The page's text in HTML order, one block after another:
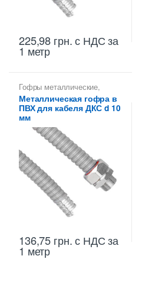
225,98 грн.с НДС за
1 метр
Гофры металлические,
Металлорукава 10 мм,
Металлорукава для защиты
кабеля,Металлорукава
оцинкованные
Металлическая гофра в
ПВХ для кабеля ДКС d 10
мм
136,75 грн.с НДС за
1 метр